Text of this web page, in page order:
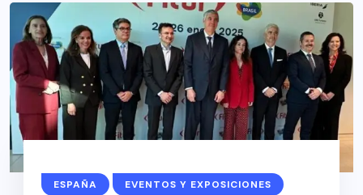
ESPAÑA EVENTOS Y EXPOSICIONES